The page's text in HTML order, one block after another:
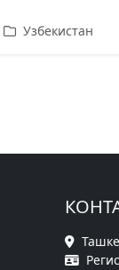
Узбекистан